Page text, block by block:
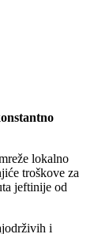
lokalno
troškove za
jeftinije od
i